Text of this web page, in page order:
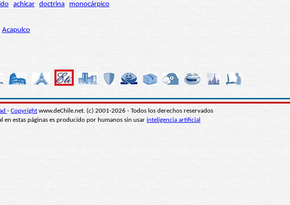
achicar doctrina monocárpico
Acapulco
- Copyright www.deChile.net. (c) 2001-2026 - Todos los derechos reservados
en estas páginas es producido por humanos sin usar inteligencia artificial